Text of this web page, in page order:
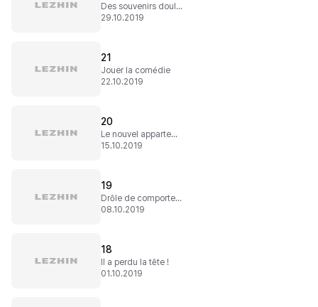
Des souvenirs douloureux
29.10.2019
21
Jouer la comédie
22.10.2019
20
Le nouvel appartement
15.10.2019
19
Drôle de comportement
08.10.2019
18
Il a perdu la tête !
01.10.2019